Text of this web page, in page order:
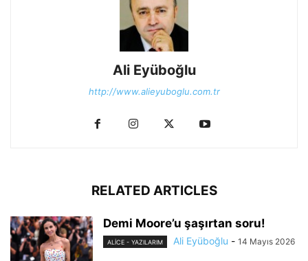
Ali Eyüboğlu
http://www.alieyuboglu.com.tr
RELATED ARTICLES
Demi Moore’u şaşırtan soru!
ALİCE - YAZILARIM Ali Eyüboğlu - 14 Mayıs 2026